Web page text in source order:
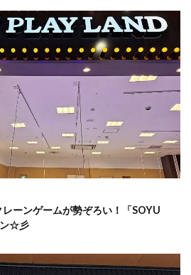
レーンゲームが勢ぞろい！「SOYU
ン☆彡